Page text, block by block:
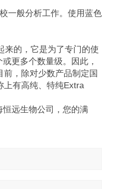
一般分析工作。使用蓝色
来的，它是为了专门的使
更多个数量级。因此，
，除对少数产品制定国
上有高纯、特纯Extra
恒远生物公司，您的满